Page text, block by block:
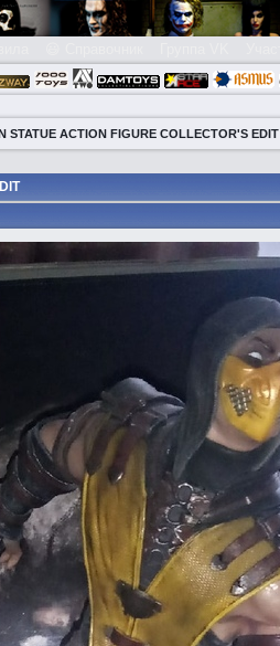
ACTION FIGURE COLLECTOR'S EDIT